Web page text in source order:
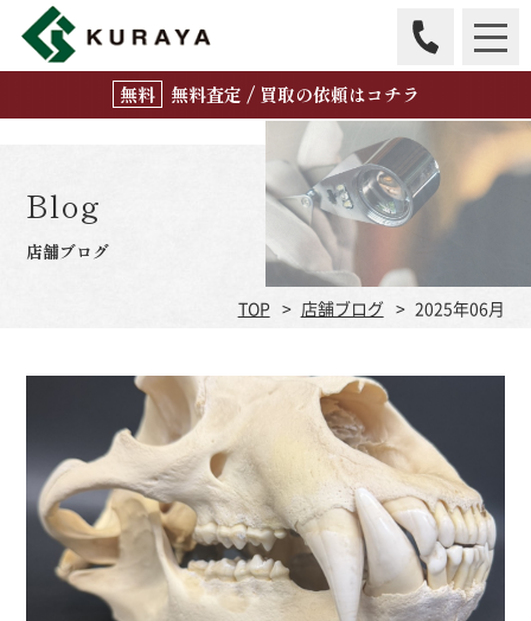
無料査定 / 買取の依頼はコチラ
Blog
店舗ブログ
TOP 店舗ブログ 2025年06月